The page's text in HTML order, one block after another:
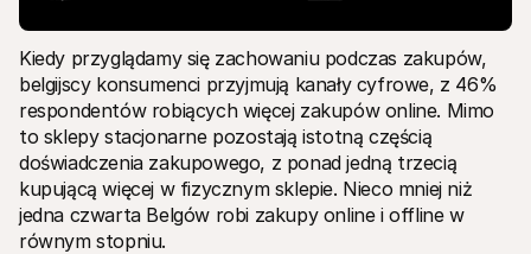
Kiedy przyglądamy się zachowaniu podczas zakupów,
belgijscy konsumenci przyjmują kanały cyfrowe, z 46%
respondentów robiących więcej zakupów online. Mimo
to sklepy stacjonarne pozostają istotną częścią
doświadczenia zakupowego, z ponad jedną trzecią
kupującą więcej w fizycznym sklepie. Nieco mniej niż
jedna czwarta Belgów robi zakupy online i offline w
równym stopniu.